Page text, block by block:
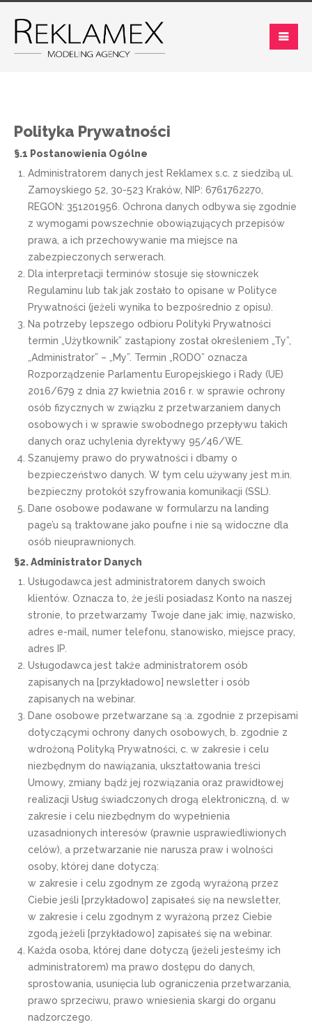
Polityka Prywatności
§.1 Postanowienia Ogólne
Administratorem danych jest Reklamex s.c. z siedzibą ul.
Zamoyskiego 52, 30-523 Kraków, NIP: 6761762270,
REGON: 351201956. Ochrona danych odbywa się zgodnie
z wymogami powszechnie obowiązujących przepisów
prawa, a ich przechowywanie ma miejsce na
zabezpieczonych serwerach.
Dla interpretacji terminów stosuje się słowniczek
Regulaminu lub tak jak zostało to opisane w Polityce
Prywatności (jeżeli wynika to bezpośrednio z opisu).
Na potrzeby lepszego odbioru Polityki Prywatności
termin „Użytkownik” zastąpiony został określeniem „Ty”,
„Administrator” – „My”. Termin „RODO” oznacza
Rozporządzenie Parlamentu Europejskiego i Rady (UE)
2016/679 z dnia 27 kwietnia 2016 r. w sprawie ochrony
osób fizycznych w związku z przetwarzaniem danych
osobowych i w sprawie swobodnego przepływu takich
danych oraz uchylenia dyrektywy 95/46/WE.
Szanujemy prawo do prywatności i dbamy o
bezpieczeństwo danych. W tym celu używany jest m.in.
bezpieczny protokół szyfrowania komunikacji (SSL).
Dane osobowe podawane w formularzu na landing
page’u są traktowane jako poufne i nie są widoczne dla
osób nieuprawnionych.
§2. Administrator Danych
Usługodawca jest administratorem danych swoich
klientów. Oznacza to, że jeśli posiadasz Konto na naszej
stronie, to przetwarzamy Twoje dane jak: imię, nazwisko,
adres e-mail, numer telefonu, stanowisko, miejsce pracy,
adres IP.
Usługodawca jest także administratorem osób
zapisanych na [przykładowo] newsletter i osób
zapisanych na webinar.
Dane osobowe przetwarzane są :a. zgodnie z przepisami
dotyczącymi ochrony danych osobowych, b. zgodnie z
wdrożoną Polityką Prywatności, c. w zakresie i celu
niezbędnym do nawiązania, ukształtowania treści
Umowy, zmiany bądź jej rozwiązania oraz prawidłowej
realizacji Usług świadczonych drogą elektroniczną, d. w
zakresie i celu niezbędnym do wypełnienia
uzasadnionych interesów (prawnie usprawiedliwionych
celów), a przetwarzanie nie narusza praw i wolności
osoby, której dane dotyczą:
w zakresie i celu zgodnym ze zgodą wyrażoną przez
Ciebie jeśli [przykładowo] zapisałeś się na newsletter,
w zakresie i celu zgodnym z wyrażoną przez Ciebie
zgodą jeżeli [przykładowo] zapisałeś się na webinar.
Każda osoba, której dane dotyczą (jeżeli jesteśmy ich
administratorem) ma prawo dostępu do danych,
sprostowania, usunięcia lub ograniczenia przetwarzania,
prawo sprzeciwu, prawo wniesienia skargi do organu
nadzorczego.